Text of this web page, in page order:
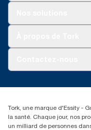
+216 71 11 60 00
52 Rue 8601 ZI
BP194.Tunis,
Tork, une marque d'Essity -
la santé. Chaque jour, nos
un milliard de personnes